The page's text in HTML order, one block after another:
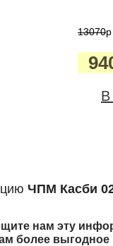
13070p
В
ЧПМ Касби
нам эту
более выгодное